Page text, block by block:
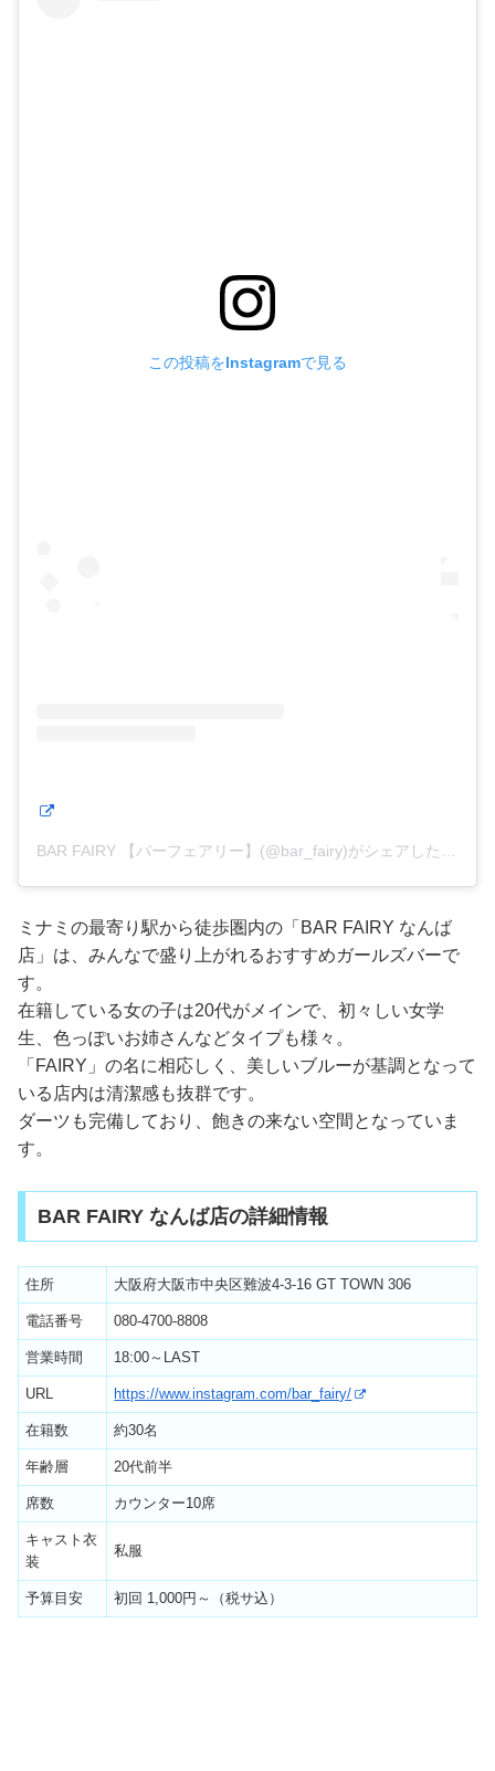
この投稿をInstagramで見る
ミナミの最寄り駅から徒歩圏内の「BAR FAIRY なんば
店」は、みんなで盛り上がれるおすすめガールズバーで
す。
在籍している女の子は20代がメインで、初々しい女学
生、色っぽいお姉さんなどタイプも様々。
「FAIRY」の名に相応しく、美しいブルーが基調となって
いる店内は清潔感も抜群です。
ダーツも完備しており、飽きの来ない空間となっていま
す。
BAR FAIRY なんば店の詳細情報
住所 大阪府大阪市中央区難波4-3-16 GT TOWN 306
電話番号 080-4700-8808
営業時間 18:00～LAST
URL https://www.instagram.com/bar_fairy/
在籍数 約30名
年齢層 20代前半
席数 カウンター10席
キャスト衣
装
私服
予算目安 初回 1,000円～（税サ込）